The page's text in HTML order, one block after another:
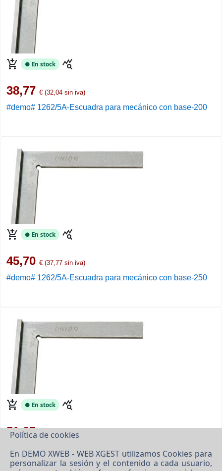
add_shopping_cart ● En stock query_stats
38,77 € (32,04 sin iva)
#demo# 1262/5A-Escuadra para mecánico con base-200
add_shopping_cart ● En stock query_stats
45,70 € (37,77 sin iva)
#demo# 1262/5A-Escuadra para mecánico con base-250
add_shopping_cart ● En stock query_stats
51,35€ (42,44 sin iva)
Política de cookies
En DEMO XWEB - WEB XGEST utilizamos Cookies para
personalizar la sesión y el contenido a cada usuario,